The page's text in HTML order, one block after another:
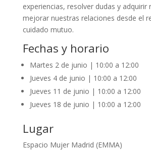
experiencias, resolver dudas y adquirir
mejorar nuestras relaciones desde el
cuidado mutuo.
Fechas y horario
Martes 2 de junio | 10:00 a 12:00
Jueves 4 de junio | 10:00 a 12:00
Jueves 11 de junio | 10:00 a 12:00
Jueves 18 de junio | 10:00 a 12:00
Lugar
Espacio Mujer Madrid (EMMA)